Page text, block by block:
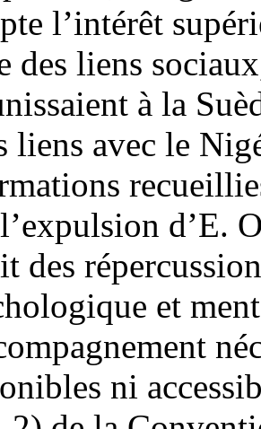
l’intérêt
des liens
à la
liens avec le
d’E.
des
et
ni